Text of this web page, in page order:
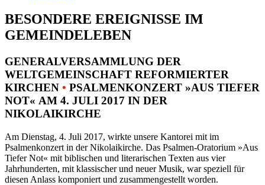
BESONDERE EREIGNISSE IM
GEMEINDELEBEN
GENERALVERSAMMLUNG DER
WELTGEMEINSCHAFT REFORMIERTER
KIRCHEN • PSALMENKONZERT »AUS TIEFER
NOT« AM 4. JULI 2017 IN DER
NIKOLAIKIRCHE
Am Dienstag, 4. Juli 2017, wirkte unsere Kantorei mit im
Psalmenkonzert in der Nikolaikirche. Das Psalmen-Oratorium »Aus
Tiefer Not« mit biblischen und literarischen Texten aus vier
Jahrhunderten, mit klassischer und neuer Musik, war speziell für
diesen Anlass komponiert und zusammengestellt worden.